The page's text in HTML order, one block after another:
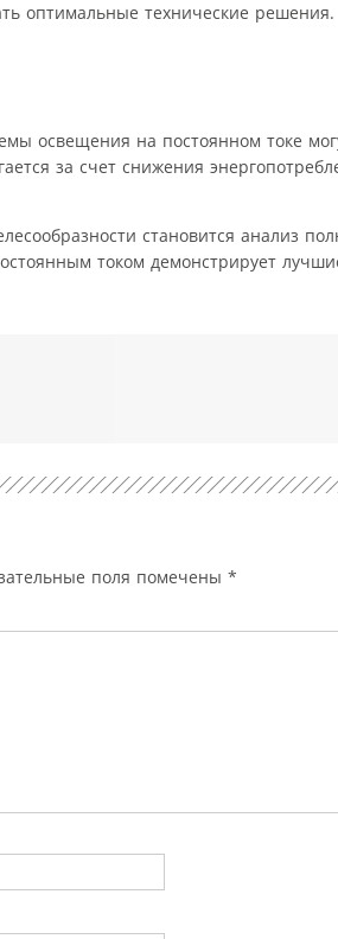
оптимальные технические решения.
освещения на постоянном токе
за счет снижения
становится анализ
током демонстрирует
поля помечены *